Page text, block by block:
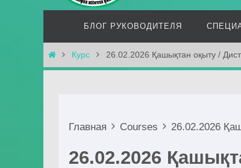
БЛОГ РУКОВОДИТЕЛЯ
Главная
Курс 26.02.2026 Қашықтан оқыту /
Главная Courses 26.02.2026
26.02.2026